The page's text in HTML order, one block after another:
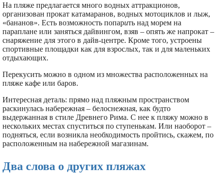
На пляже предлагается много водных аттракционов,
организован прокат катамаранов, водных мотоциклов и лыж,
«бананов». Есть возможность попарить над морем на
параплане или заняться дайвингом, взяв – опять же напрокат –
снаряжение для этого в дайв-центре. Кроме того, устроены
спортивные площадки как для взрослых, так и для маленьких
отдыхающих.
Перекусить можно в одном из множества расположенных на
пляже кафе или баров.
Интересная деталь: прямо над пляжным пространством
раскинулась набережная – белоснежная, как будто
выдержанная в стиле Древнего Рима. С нее к пляжу можно в
нескольких местах спуститься по ступенькам. Или наоборот –
подняться, если возникла необходимость пройтись, скажем, по
расположенным на набережной магазинам.
Два слова о других пляжах